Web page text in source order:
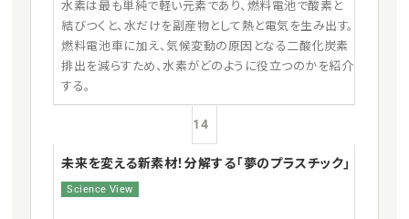
水素は最も単純で軽い元素であり、燃料電池で酸素と
結びつくと、水だけを副産物として熱と電気を生み出す。
燃料電池車に加え、気候変動の原因となる二酸化炭素
排出を減らすため、水素がどのように役立つのかを紹介
する。
14
未来を変える新素材！分解する「夢のプラスチック」
Science View